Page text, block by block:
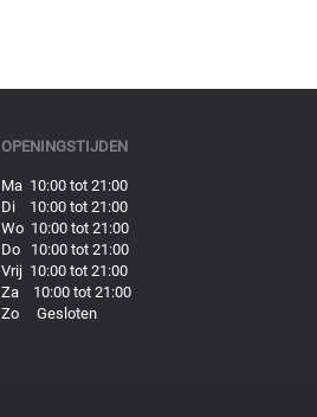
OPENINGSTIJDEN
Ma 10:00 tot 21:00
Di 10:00 tot 21:00
Wo 10:00 tot 21:00
Do 10:00 tot 21:00
Vrij 10:00 tot 21:00
Za 10:00 tot 21:00
Zo Gesloten